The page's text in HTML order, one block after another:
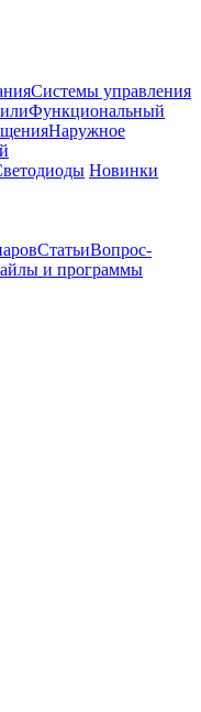
Системы управления
Функциональный
Наружное
Новинки
СтатьиВопрос-
и программы